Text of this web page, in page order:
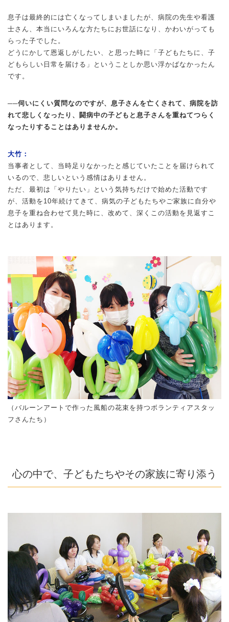
息子は最終的には亡くなってしまいましたが、病院の先生や看護
士さん、本当にいろんな方たちにお世話になり、かわいがっても
らった子でした。
どうにかして恩返しがしたい、と思った時に「子どもたちに、子
どもらしい日常を届ける」ということしか思い浮かばなかったん
です。
──伺いにくい質問なのですが、息子さんを亡くされて、病院を訪
れて悲しくなったり、闘病中の子どもと息子さんを重ねてつらく
なったりすることはありませんか。
大竹：
当事者として、当時足りなかったと感じていたことを届けられて
いるので、悲しいという感情はありません。
ただ、最初は「やりたい」という気持ちだけで始めた活動です
が、活動を10年続けてきて、病気の子どもたちやご家族に自分や
息子を重ね合わせて見た時に、改めて、深くこの活動を見返すこ
とはあります。
（バルーンアートで作った風船の花束を持つボランティアスタッ
フさんたち）
心の中で、子どもたちやその家族に寄り添う